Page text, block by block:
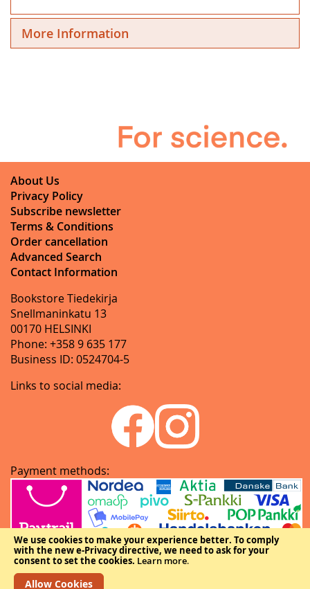
We use cookies to make your experience better. To comply
with the new e-Privacy directive, we need to ask for your
consent to set the cookies. Learn more.
Allow Cookies
More Information
About Us
Privacy Policy
Subscribe newsletter
Terms & Conditions
Order cancellation
Advanced Search
Contact Information
Bookstore Tiedekirja
Snellmaninkatu 13
00170 HELSINKI
Phone: +358 9 635 177
Business ID: 0524704-5
Links to social media:
Payment methods:
Copyright © The Federation of Finnish Learned Societies